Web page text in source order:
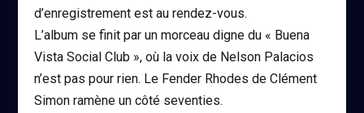
d’enregistrement est au rendez-vous.
L’album se finit par un morceau digne du « Buena
Vista Social Club », où la voix de Nelson Palacios
n’est pas pour rien. Le Fender Rhodes de Clément
Simon ramène un côté seventies.